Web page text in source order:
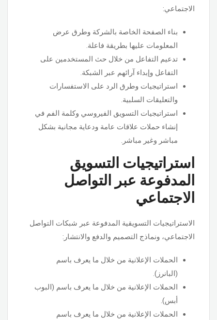
الاجتماعي:
بناء الصفحة الخاصة بالشركة وطرق عرض
المعلومات عليها بطريقة فاعلة.
تدعيم التفاعل من خلال حث المستخدمين على
التفاعل وإبداء آرائهم عبر الشبكة.
استراتيجيات وطرق الرد على الاستفسارات
والتعليقات السلبية.
استراتيجيات التسويق الفيروسي وكلمة الفم في
إنشاء حملات علاقات عامة ودعاية مجانية بشكل
مباشر وغير مباشر.
استراتيجيات التسويق
المدفوعة عبر التواصل
الاجتماعي
الاستراتيجيات التسويقية المدفوعة عبر شبكات التواصل
الاجتماعي، ونماذج التصميم والدفع والانتشار:
الحملات الإعلانية من خلال ما يعرف باسم
(البانرز).
الحملات الإعلانية من خلال ما يعرف باسم (البوب
أبس).
الحملات الإعلانية من خلال ما يعرف باسم